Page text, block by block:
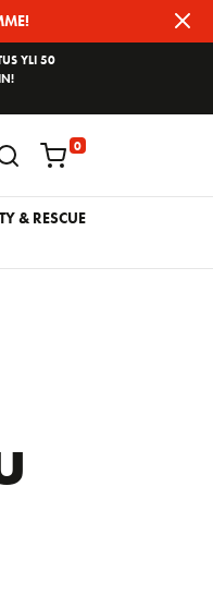
YLI 50
/ REKISTERÖIDY
0
& RESCUE